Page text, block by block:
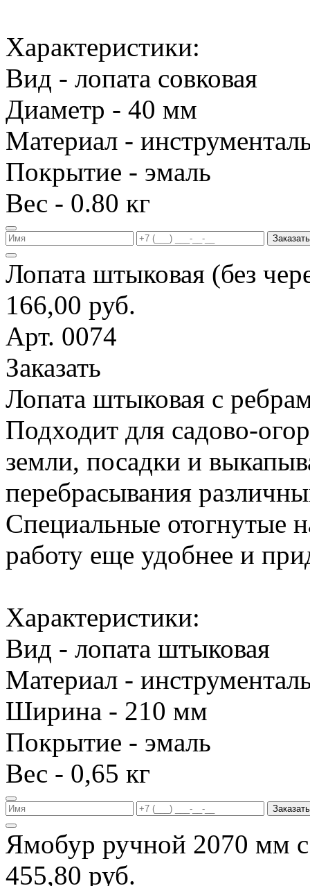
Характеристики:
Вид - лопата совковая
Диаметр - 40 мм
Материал -
Покрытие - эмаль
Вес - 0.80 кг
Заказать
Лопата штыковая (без
166,00 руб.
Арт. 0074
Заказать
Лопата штыковая с
Подходит для садово-
земли, посадки и
перебрасывания
Специальные отогнутые
работу еще удобнее и
Характеристики:
Вид - лопата штыковая
Материал -
Ширина - 210 мм
Покрытие - эмаль
Вес - 0,65 кг
Заказать
Ямобур ручной 2070 мм
455,80 руб.